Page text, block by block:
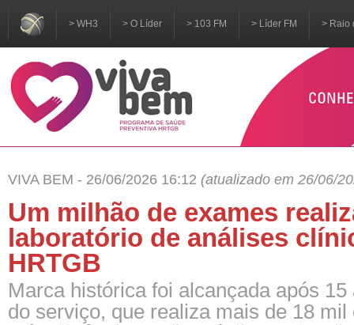
> WH3 > O Líder > 103 FM > Líder FM > Raio
VIVA BEM - 26/06/2026 16:12 (atualizado em 26/06/
Um milhão de exames
laboratório de análises
HRTGB
Marca histórica foi alcançada após 15
do serviço, que realiza mais de 18